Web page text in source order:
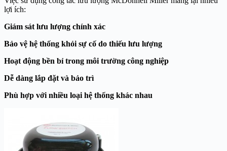
lợi ích:
Giám sát lưu lượng chính xác
Bảo vệ hệ thống khỏi sự cố do thiếu lưu lượng
Hoạt động bền bỉ trong môi trường công nghiệp
Dễ dàng lắp đặt và bảo trì
Phù hợp với nhiều loại hệ thống khác nhau